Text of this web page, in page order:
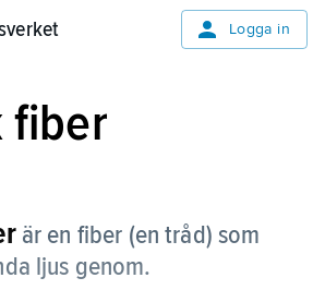
Logga in
fiber
är en fiber (en tråd) som
ljus genom.